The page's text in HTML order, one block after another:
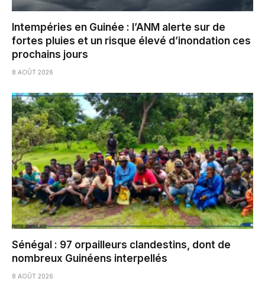
Intempéries en Guinée : l’ANM alerte sur de
fortes pluies et un risque élevé d’inondation ces
prochains jours
8 AOÛT 2026
Sénégal : 97 orpailleurs clandestins, dont de
nombreux Guinéens interpellés
8 AOÛT 2026